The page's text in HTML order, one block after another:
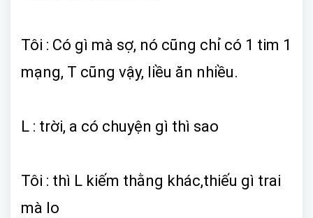
Tôi : Có gì mà sợ, nó cũng chỉ có 1 tim 1
mạng, T cũng vậy, liều ăn nhiều.
L : trời, a có chuyện gì thì sao
Tôi : thì L kiếm thằng khác,thiếu gì trai
mà lo